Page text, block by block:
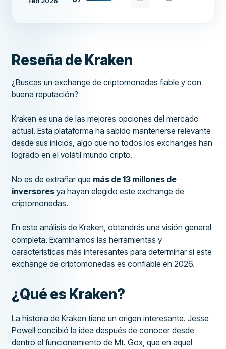
Reseña de Kraken
¿Buscas un exchange de criptomonedas fiable y con
buena reputación?
Kraken es una de las mejores opciones del mercado
actual. Esta plataforma ha sabido mantenerse relevante
desde sus inicios, algo que no todos los exchanges han
logrado en el volátil mundo cripto.
No es de extrañar que más de 13 millones de
inversores ya hayan elegido este exchange de
criptomonedas.
En este análisis de Kraken, obtendrás una visión general
completa. Examinamos las herramientas y
características más interesantes para determinar si este
exchange de criptomonedas es confiable en 2026.
¿Qué es Kraken?
La historia de Kraken tiene un origen interesante. Jesse
Powell concibió la idea después de conocer desde
dentro el funcionamiento de Mt. Gox, que en aquel